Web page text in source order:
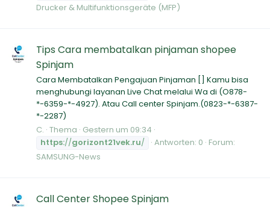
Drucker & Multifunktionsgeräte (MFP)
Tips Cara membatalkan pinjaman shopee
Spinjam
Cara Membatalkan Pengajuan Pinjaman [] Kamu bisa
menghubungi layanan Live Chat melalui Wa di (O878-
*-6359-*-4927). Atau Call center Spinjam.(0823-*-6387-
*-2287)
C. Thema Gestern um 09:34
https://gorizont21vek.ru/ Antworten: 0 Forum:
SAMSUNG-News
Call Center Shopee Spinjam